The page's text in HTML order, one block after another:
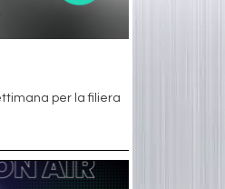
per la filiera